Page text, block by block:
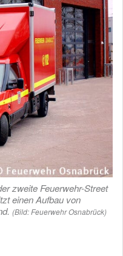
zweite Feuerwehr-Street
einen Aufbau von
(Bild: Feuerwehr Osnabrück)